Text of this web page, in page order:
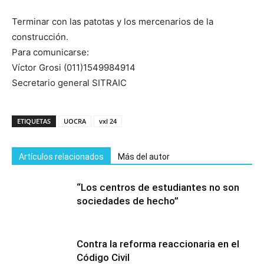
Terminar con las patotas y los mercenarios de la
construcción.
Para comunicarse:
Víctor Grosi (011)1549984914
Secretario general SITRAIC
ETIQUETAS UOCRA vxl 24
Artículos relacionados Más del autor
“Los centros de estudiantes no son
sociedades de hecho”
Contra la reforma reaccionaria en el
Código Civil